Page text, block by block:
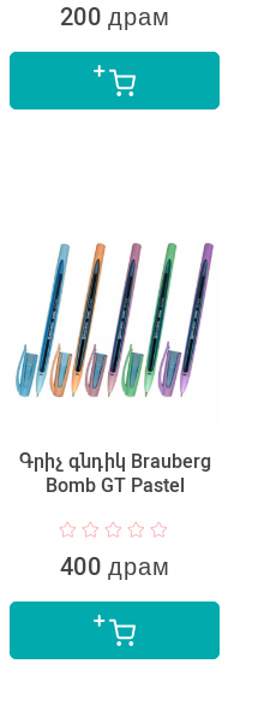
200 драм
Գրիչ գնդիկ Brauberg
Bomb GT Pastel
400 драм